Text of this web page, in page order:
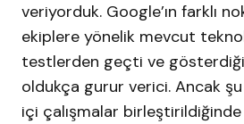
veriyorduk. Google’ın farklı
ekiplere yönelik mevcut
testlerden geçti ve
oldukça gurur verici. Ancak şu
içi çalışmalar